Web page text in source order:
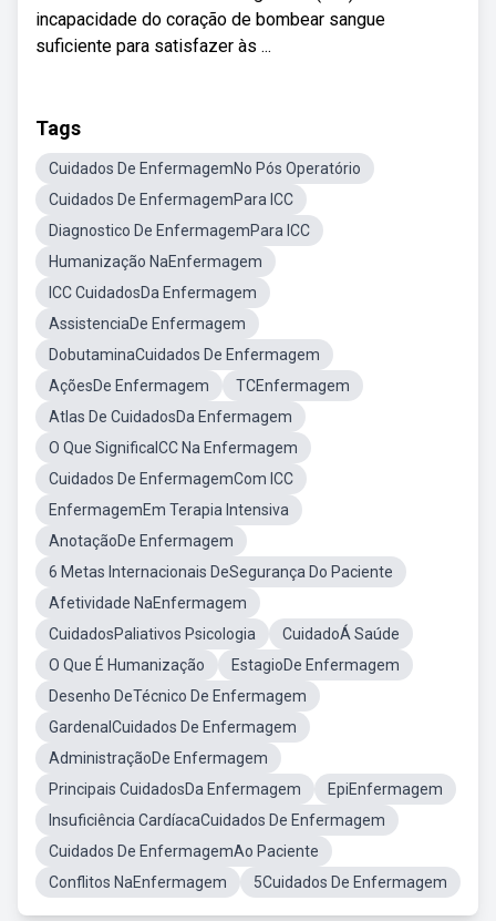
incapacidade do coração de bombear sangue
suficiente para satisfazer às ...
Tags
Cuidados De EnfermagemNo Pós Operatório
Cuidados De EnfermagemPara ICC
Diagnostico De EnfermagemPara ICC
Humanização NaEnfermagem
ICC CuidadosDa Enfermagem
AssistenciaDe Enfermagem
DobutaminaCuidados De Enfermagem
AçõesDe Enfermagem
TCEnfermagem
Atlas De CuidadosDa Enfermagem
O Que SignificaICC Na Enfermagem
Cuidados De EnfermagemCom ICC
EnfermagemEm Terapia Intensiva
AnotaçãoDe Enfermagem
6 Metas Internacionais DeSegurança Do Paciente
Afetividade NaEnfermagem
CuidadosPaliativos Psicologia
CuidadoÁ Saúde
O Que É Humanização
EstagioDe Enfermagem
Desenho DeTécnico De Enfermagem
GardenalCuidados De Enfermagem
AdministraçãoDe Enfermagem
Principais CuidadosDa Enfermagem
EpiEnfermagem
Insuficiência CardíacaCuidados De Enfermagem
Cuidados De EnfermagemAo Paciente
Conflitos NaEnfermagem
5Cuidados De Enfermagem